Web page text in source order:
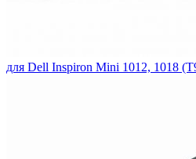
для Dell Inspiron Mini 1012, 1018